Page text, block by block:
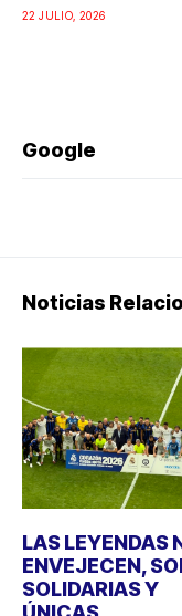
22 JULIO, 2026
Google
Noticias
LAS LEYENDAS
ENVEJECEN,
SOLIDARIAS Y